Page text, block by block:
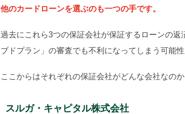
他のカードローンを選ぶのも一つの手です。
過去にこれら3つの保証会社が保証するローンの
ブドプラン」の審査でも不利になってしまう可能性
ここからはそれぞれの保証会社がどんな会社なの
スルガ・キャピタル株式会社